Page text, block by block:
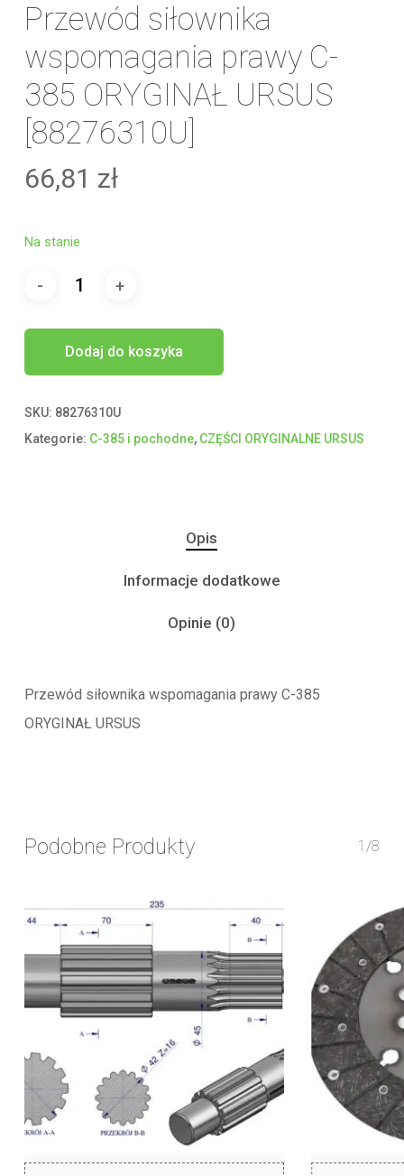
Przewód siłownika
wspomagania prawy C-
385 ORYGINAŁ URSUS
[88276310U]
66,81 zł
Na stanie
Dodaj do koszyka
SKU: 88276310U
Kategorie: C-385 i pochodne, CZĘŚCI ORYGINALNE URSUS
Opis
Informacje dodatkowe
Opinie (0)
Przewód siłownika wspomagania prawy C-385
ORYGINAŁ URSUS
Podobne Produkty 1/8